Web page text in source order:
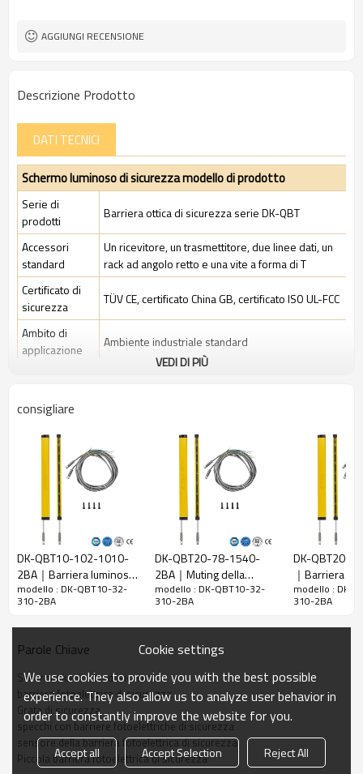
AGGIUNGI RECENSIONE
Descrizione Prodotto
DATI TECNICI
Schermo luminoso di sicurezza modello di prodotto
Serie di
prodotti
Barriera ottica di sicurezza serie DK-QBT
Accessori
standard
Un ricevitore, un trasmettitore, due linee dati, un
rack ad angolo retto e una vite a forma di T
Certificato di
sicurezza
TÜV CE, certificato China GB, certificato ISO UL-FCC
Ambito di
applicazione
Ambiente industriale standard
Spazio tra i
Rileva la
precisione
18 mm
Quantità di
travi
Raggio
d'azione
310 mm
Taglia del
prodotto
15mm*30mm*L, L è la lunghezza dell'emettitore e
del ricevitore.
Distanza di
rilevamento
30-3000 mm
risposta
≤15ms
Dati meccanici
Materiale
dell'alloggiamentoMetallo
VEDI DI PIÙ
consigliare
DK-QBT10-102-1010-
2BA｜Barriera luminosa
di sicurezza｜DADISICK
modello : DK-QBT10-32-
310-2BA
DK-QBT20-78-1540-
2BA｜Muting della
barriera fotoelettrica di
sicurezza｜DADISICK
modello : DK-QBT10-32-
310-2BA
DK-QBT20-
｜Barriera
di sicurezza
｜DADISICK
modello : DK-
310-2BA
Parole Chiave
Schermo luminoso di sicurezza
barriera fotoelettrica di sicurezza
Grata di sicurezza
specchi con barriere fotoelettriche di sicurezza
sensore della barriera fotoelettrica di sicurezza
Piccola barriera fotoelettrica di sicurezza
Cookie settings
We use cookies to provide you with the best possible
experience. They also allow us to analyze user behavior in
order to constantly improve the website for you.
Accept all Accept Selection Reject All